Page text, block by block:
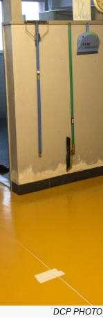
DCP PHOTO